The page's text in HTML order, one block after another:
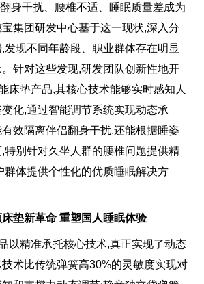
身干扰、腰椎不适、睡眠质量差成为
集团研发中心基于这一现状,深入分
发现不同年龄段、职业群体存在明显
针对这些发现,研发团队创新性地开
床垫产品,其核心技术能够实时感知人
化,通过智能调节系统实现动态承
效隔离伴侣翻身干扰,还能根据睡姿
特别针对久坐人群的腰椎问题提供精
群体提供个性化的优质睡眠解决方
新革命 重塑国人睡眠体验
精准承托核心技术,真正实现了动态
术比传统弹簧高30%的灵敏度实现对